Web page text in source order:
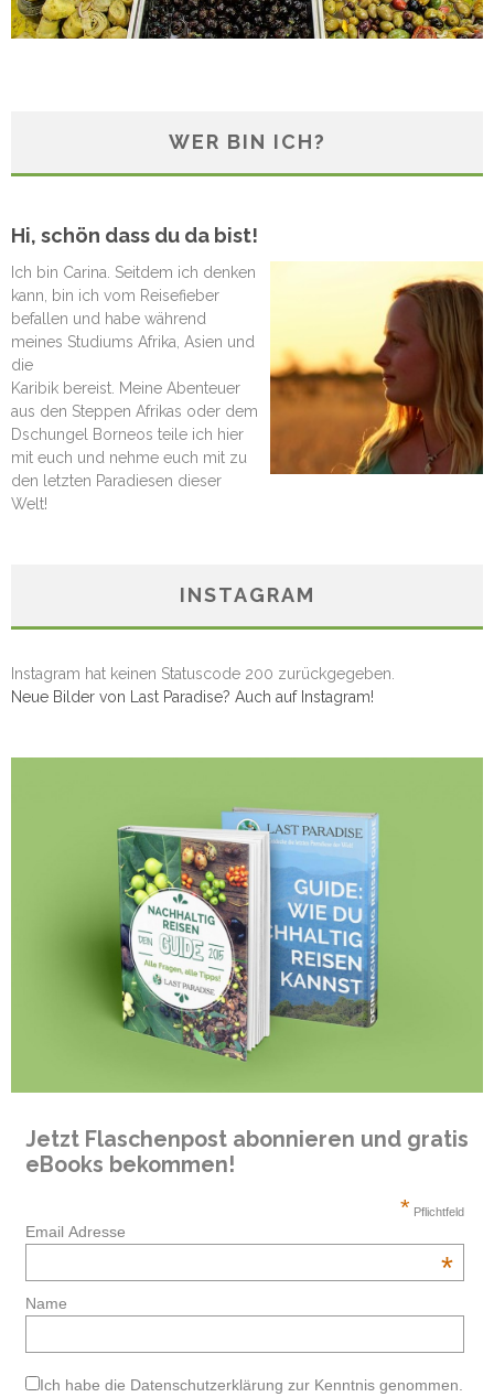
WER BIN ICH?
Hi, schön dass du da bist!
Ich bin Carina. Seitdem ich denken
kann, bin ich vom Reisefieber
befallen und habe während
meines Studiums Afrika, Asien und
die
Karibik bereist. Meine Abenteuer
aus den Steppen Afrikas oder dem
Dschungel Borneos teile ich hier
mit euch und nehme euch mit zu
den letzten Paradiesen dieser
Welt!
INSTAGRAM
Instagram hat keinen Statuscode 200 zurückgegeben.
Neue Bilder von Last Paradise? Auch auf Instagram!
Jetzt Flaschenpost abonnieren und gratis
eBooks bekommen!
* Pflichtfeld
Email Adresse
*
Name
Ich habe die Datenschutzerklärung zur Kenntnis genommen.